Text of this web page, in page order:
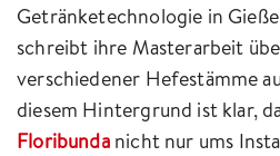
Getränketechnologie in
schreibt ihre Masterarbeit
verschiedener Hefestämme
diesem Hintergrund ist klar,
Floribundanicht nur ums